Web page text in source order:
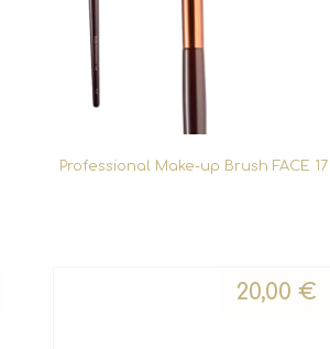
Professional Make-up Brush FACE 17
20,00€